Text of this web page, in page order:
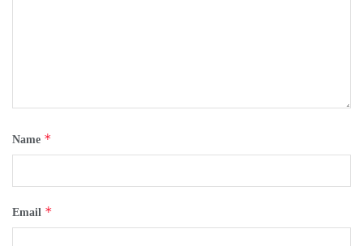
Name *
Email *